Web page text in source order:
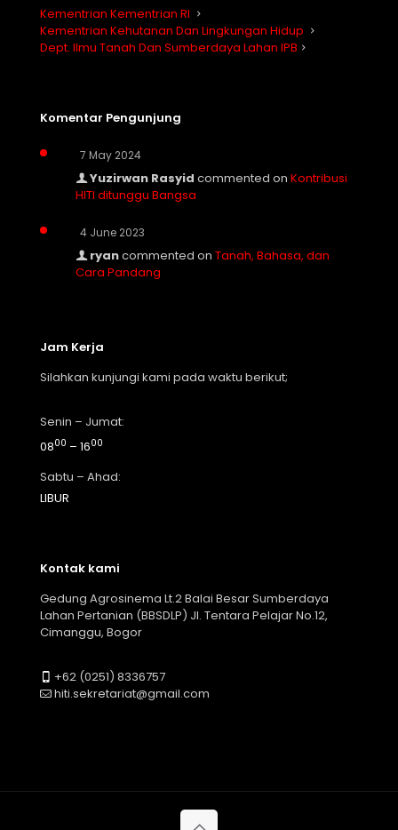
Kementrian Kementrian RI
Kementrian Kehutanan Dan Lingkungan Hidup
Dept. Ilmu Tanah Dan Sumberdaya Lahan IPB
Komentar Pengunjung
7 May 2024
Yuzirwan Rasyid commented on Kontribusi
HITI ditunggu Bangsa
4 June 2023
ryancommented on Tanah, Bahasa, dan
Cara Pandang
Jam Kerja
Silahkan kunjungi kami pada waktu berikut;
Senin – Jumat:
0800 – 1600
Sabtu – Ahad:
LIBUR
Kontak kami
Gedung Agrosinema Lt.2 Balai Besar Sumberdaya
Lahan Pertanian (BBSDLP) Jl. Tentara Pelajar No.12,
Cimanggu, Bogor
+62 (0251) 8336757
hiti.sekretariat@gmail.com